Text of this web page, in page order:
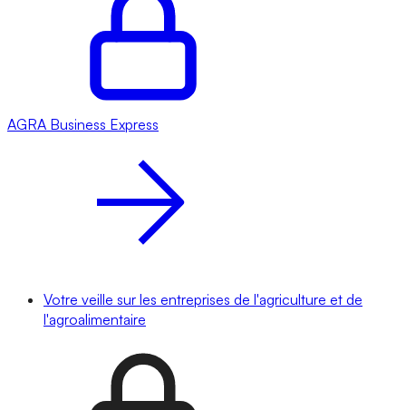
AGRA Business Express
Votre veille sur les entreprises de l'agriculture et de
l'agroalimentaire